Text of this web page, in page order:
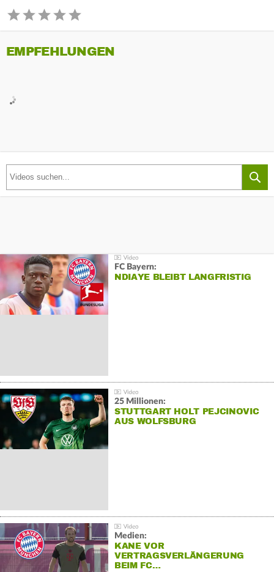
EMPFEHLUNGEN
FC Bayern:
NDIAYE BLEIBT LANGFRISTIG
25 Millionen:
STUTTGART HOLT PEJCINOVIC
AUS WOLFSBURG
Medien:
KANE VOR
VERTRAGSVERLÄNGERUNG
BEIM FC…